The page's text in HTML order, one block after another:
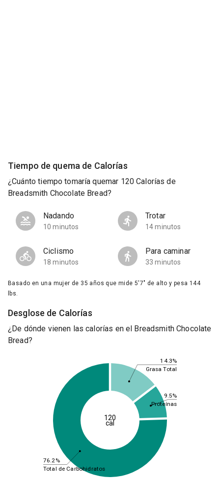
Tiempo de quema de Calorías
¿Cuánto tiempo tomaría quemar 120 Calorías de
Breadsmith Chocolate Bread?
Nadando
10 minutos
Trotar
14 minutos
Ciclismo
18 minutos
Para caminar
33 minutos
Basado en una mujer de 35 años que mide 5'7" de alto y pesa 144
lbs.
Desglose de Calorías
¿De dónde vienen las calorías en el Breadsmith Chocolate
Bread?
14.3%
9.5%
76.2%
Grasa Total
Proteínas
Total de Carbohidratos
120
cal